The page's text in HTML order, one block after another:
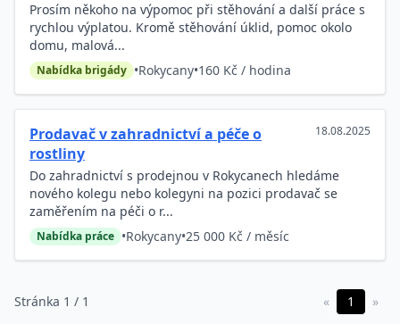
Prosím někoho na výpomoc při stěhování a další práce s
rychlou výplatou. Kromě stěhování úklid, pomoc okolo
domu, malová...
Nabídka brigády •Rokycany•160 Kč / hodina
Prodavač v zahradnictví a péče o
rostliny
18.08.2025
Do zahradnictví s prodejnou v Rokycanech hledáme
nového kolegu nebo kolegyni na pozici prodavač se
zaměřením na péči o r...
Nabídka práce •Rokycany•25 000 Kč / měsíc
Stránka 1 / 1 « 1 »